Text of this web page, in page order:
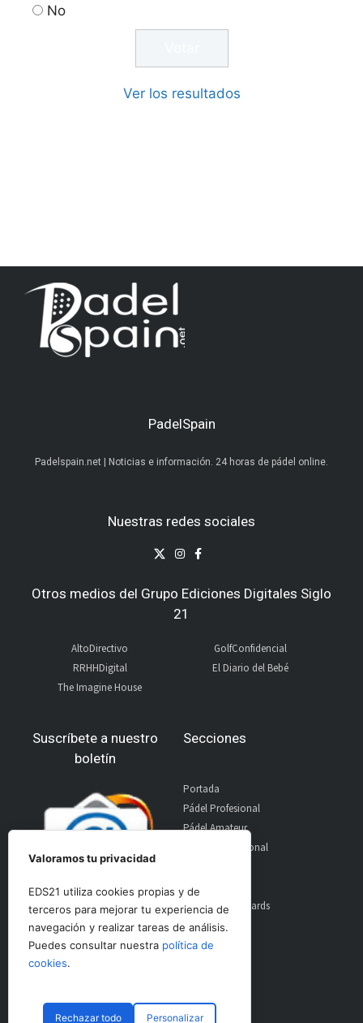
No
Ver los resultados
PadelSpain
Padelspain.net | Noticias e información. 24 horas de pádel online.
Nuestras redes sociales
Otros medios del Grupo Ediciones Digitales Siglo
21
AltoDirectivo
RRHHDigital
The Imagine House
GolfConfidencial
El Diario del Bebé
Suscríbete a nuestro
boletín
Secciones
Portada
Pádel Profesional
Pádel Amateur
Pádel Internacional
Material
World Padel Awards
Contacto
Publicidad
Valoramos tu privacidad
EDS21 utiliza cookies propias y de
terceros para mejorar tu experiencia de
navegación y realizar tareas de análisis.
Puedes consultar nuestra política de
cookies.
Rechazar todo Personalizar